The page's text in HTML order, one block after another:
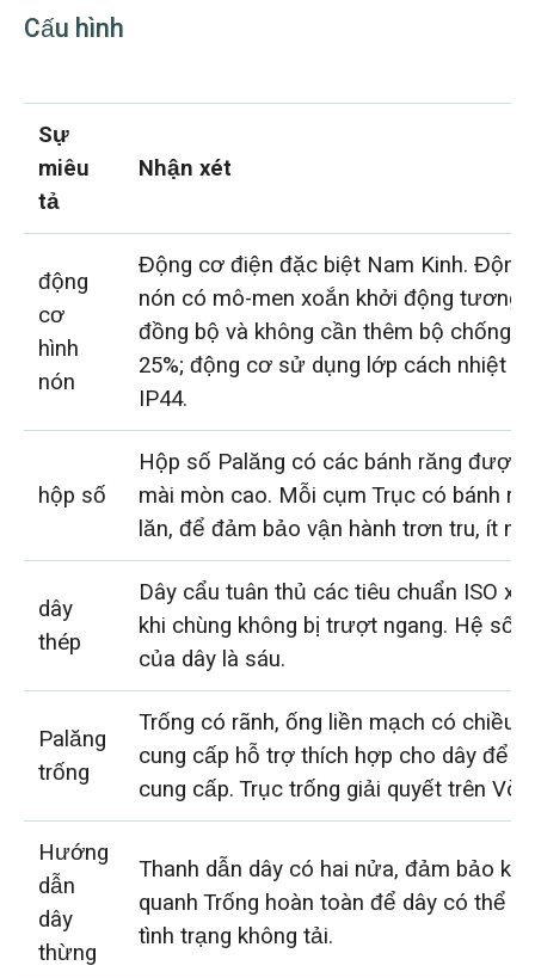
Cấu hình
Sự
miêu
tả
Nhận xét
động
cơ
hình
nón
Động cơ điện đặc biệt Nam Kinh.
nón có mô-men xoắn khởi động tương
đồng bộ và không cần thêm bộ chống
25%; động cơ sử dụng lớp cách nhiệt
IP44.
hộp số
Hộp số Palăng có các bánh răng
mài mòn cao. Mỗi cụm Trục có bánh
lăn, để đảm bảo vận hành trơn tru, ít
dây
thép
Dây cẩu tuân thủ các tiêu chuẩn ISO
khi chùng không bị trượt ngang. Hệ số
của dây là sáu.
Palăng
trống
Trống có rãnh, ống liền mạch có chiều
cung cấp hỗ trợ thích hợp cho dây để
cung cấp. Trục trống giải quyết trên
Hướng
dẫn
dây
thừng
Thanh dẫn dây có hai nửa, đảm bảo
quanh Trống hoàn toàn để dây có thể
tình trạng không tải.